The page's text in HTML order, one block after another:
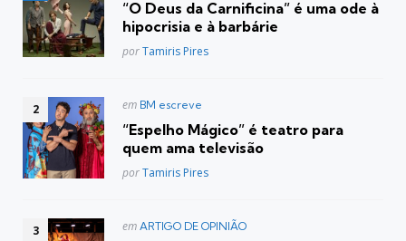
“O Deus da Carnificina” é uma ode à
hipocrisia e à barbárie
Posted
porTamiris Pires
Postado
em BM escreve
“Espelho Mágico” é teatro para
quem ama televisão
Posted
porTamiris Pires
Postado
em ARTIGO DE OPINIÃO